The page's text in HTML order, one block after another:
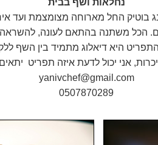
נחלאות ושף בבית
החל מארוחה מצומצמת ועד אירועים של
הכל משתנה בהתאם לעונה, להשראה
היא דיאלוג מתמיד בין השף
אני יכול לדעת איזה תפריט
yanivchef@gmail.com
0507870289